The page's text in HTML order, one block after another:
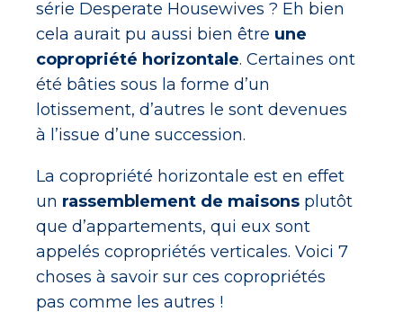
série Desperate Housewives ? Eh bien
cela aurait pu aussi bien être une
copropriété horizontale. Certaines ont
été bâties sous la forme d’un
lotissement, d’autres le sont devenues
à l’issue d’une succession.
La copropriété horizontale est en effet
un rassemblement de maisons plutôt
que d’appartements, qui eux sont
appelés copropriétés verticales. Voici 7
choses à savoir sur ces copropriétés
pas comme les autres !